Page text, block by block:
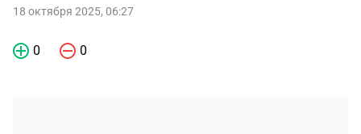
18 октября 2025, 06:27
0 0